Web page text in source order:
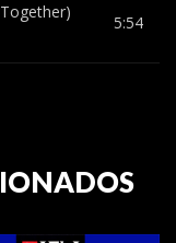
5:54